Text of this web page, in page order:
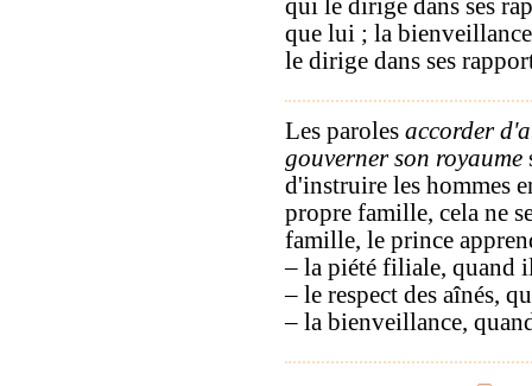
qui le dirige dans ses
que lui ; la
le dirige dans ses
Les paroles accorder
gouverner son royaume
d'instruire les hommes
propre famille, cela ne
famille, le prince
– la piété filiale, quand
– le respect des aînés,
– la bienveillance,